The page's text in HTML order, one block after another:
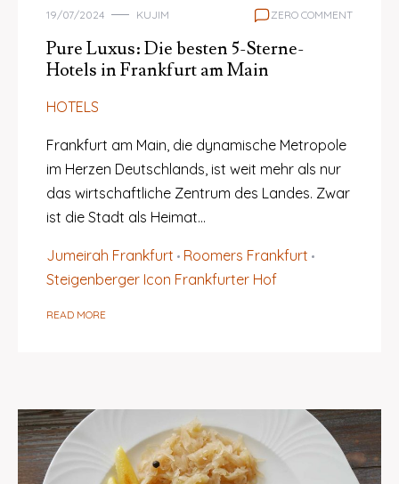
19/07/2024 KUJIM ZERO COMMENT
Pure Luxus: Die besten 5-Sterne-
Hotels in Frankfurt am Main
HOTELS
Frankfurt am Main, die dynamische Metropole
im Herzen Deutschlands, ist weit mehr als nur
das wirtschaftliche Zentrum des Landes. Zwar
ist die Stadt als Heimat…
Jumeirah Frankfurt
Roomers Frankfurt
Steigenberger Icon Frankfurter Hof
READ MORE